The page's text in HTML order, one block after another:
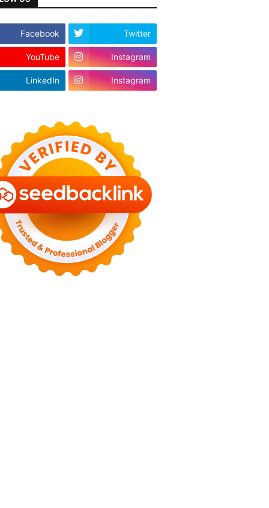
Facebook Twitter
YouTube Instagram
LinkedIn Instagram